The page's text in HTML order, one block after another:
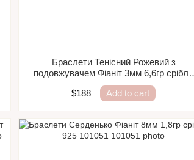
Браслети Тенісний Рожевий з
подовжувачем Фіаніт 3мм 6,6гр срібло
925 101346
$188
Add to cart